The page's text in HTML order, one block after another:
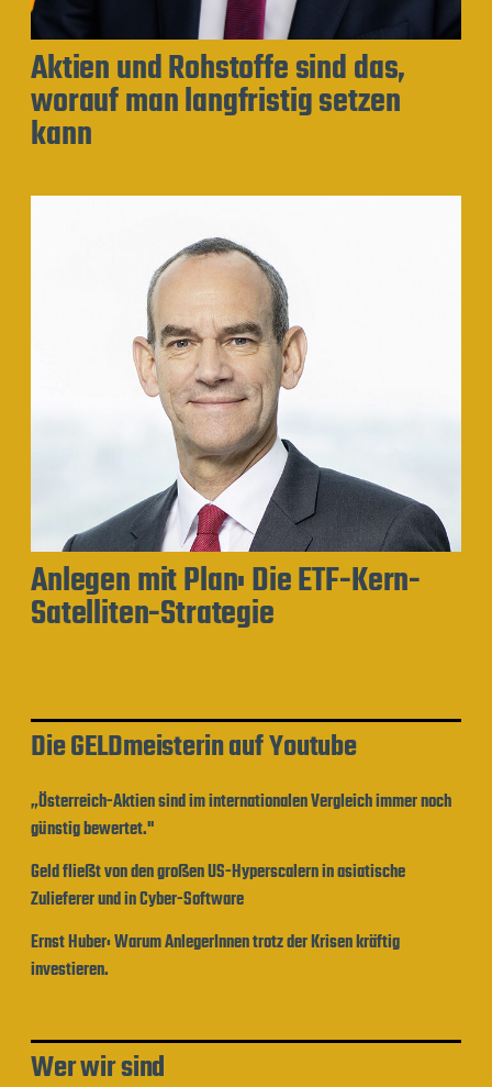
Aktien und Rohstoffe sind das,
worauf man langfristig setzen
kann
Anlegen mit Plan: Die ETF-Kern-
Satelliten-Strategie
Die GELDmeisterin auf Youtube
„Österreich-Aktien sind im internationalen Vergleich immer noch
günstig bewertet."
Geld fließt von den großen US-Hyperscalern in asiatische
Zulieferer und in Cyber-Software
Ernst Huber: Warum AnlegerInnen trotz der Krisen kräftig
investieren.
Wer wir sind